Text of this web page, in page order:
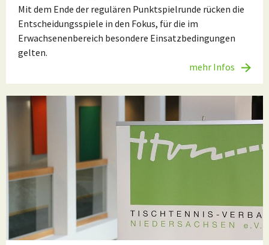
Mit dem Ende der regulären Punktspielrunde rücken die
Entscheidungsspiele in den Fokus, für die im
Erwachsenenbereich besondere Einsatzbedingungen
gelten.
mehr Infos